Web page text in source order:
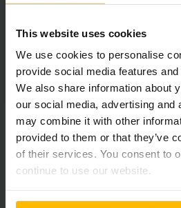
This website uses cookies
We use cookies to personalise
provide social media features
We also share information about
our social media, advertising and
may combine it with other
provided to them or that they’ve
of their services. You consent to
continue to use our website.
DAX MetallForm